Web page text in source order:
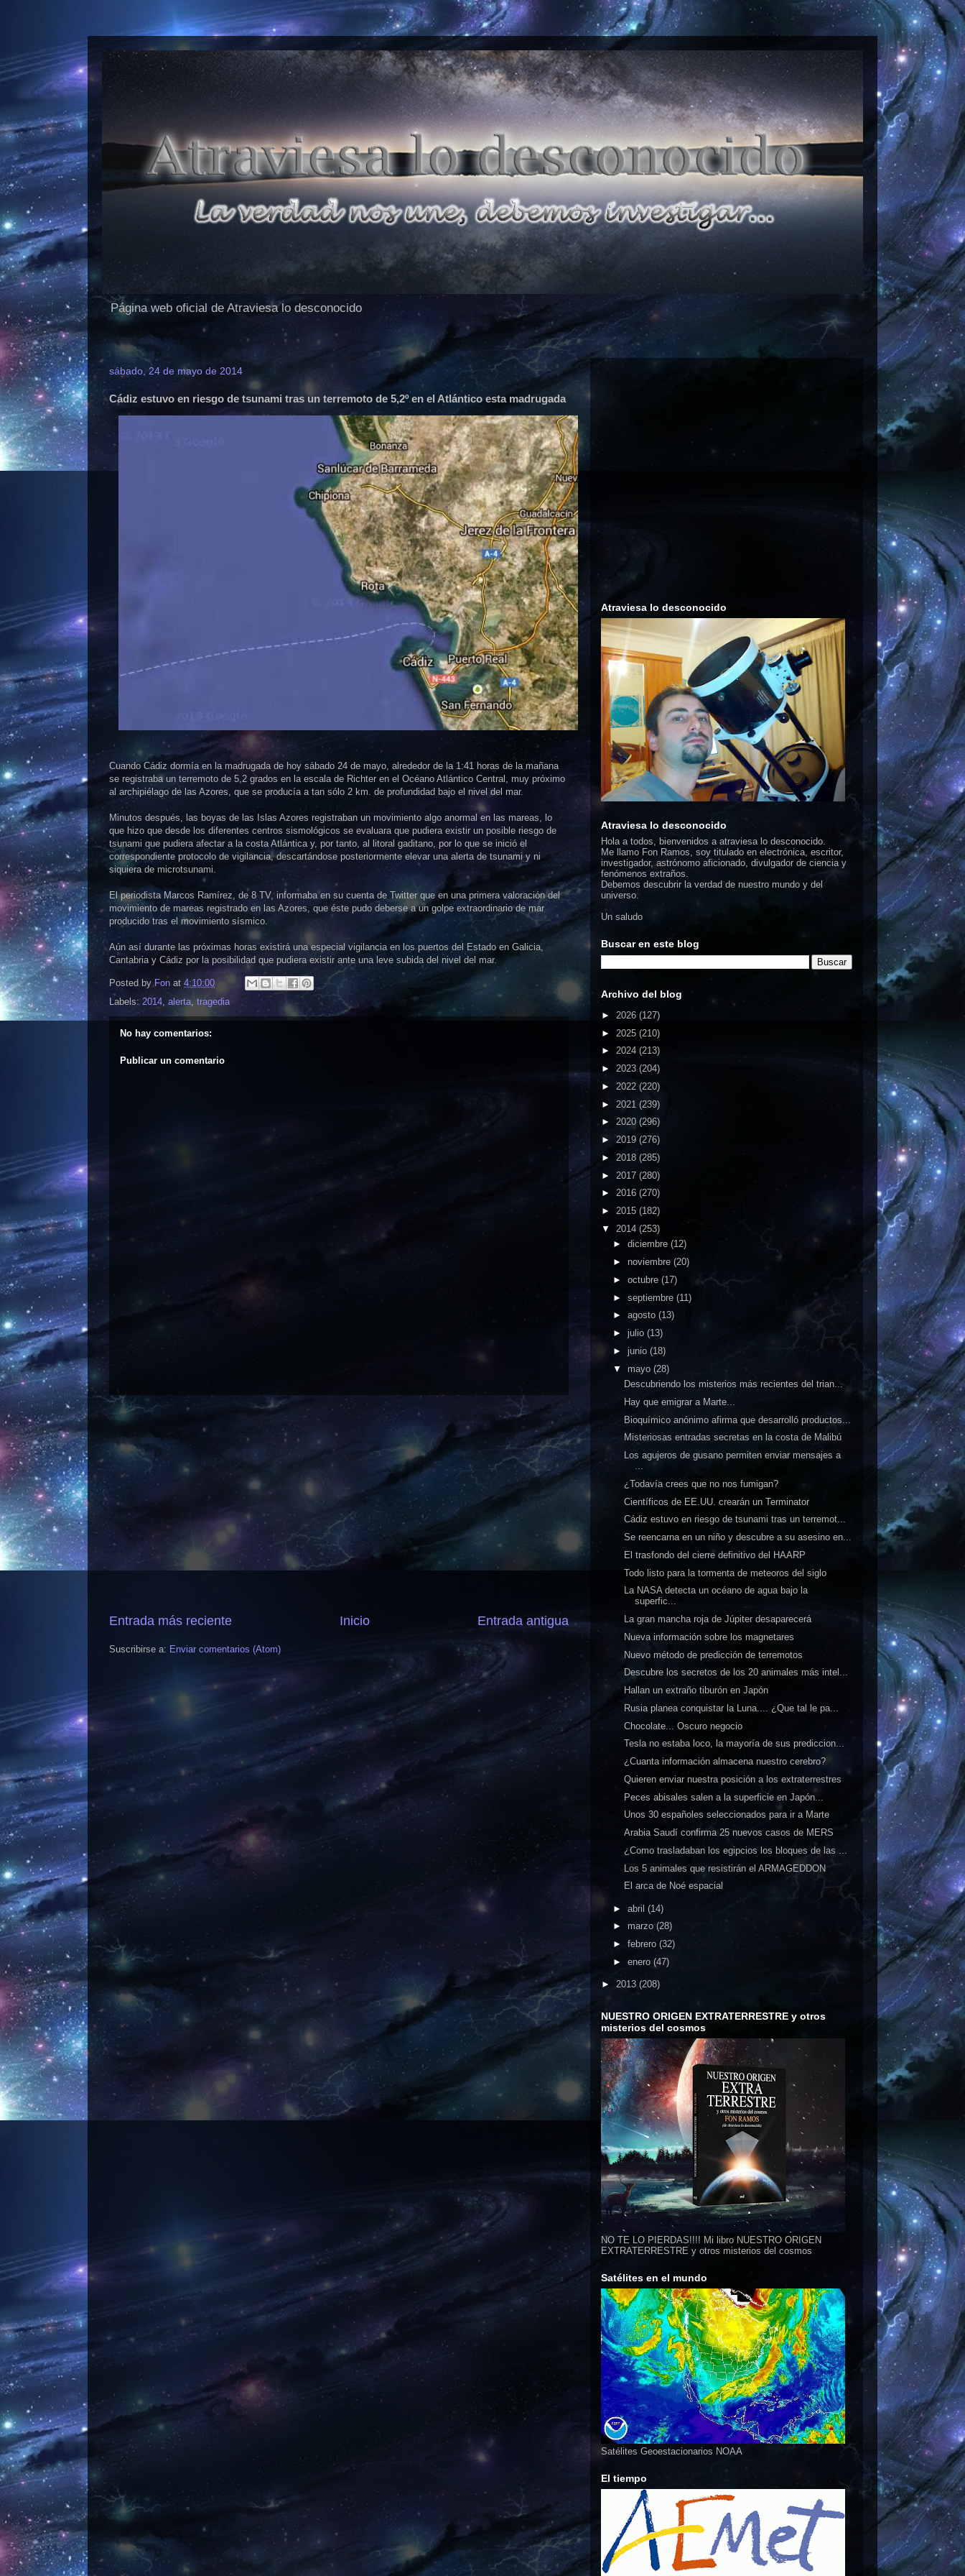
Página web oficial de Atraviesa lo desconocido
sábado, 24 de mayo de 2014
Cádiz estuvo en riesgo de tsunami tras un terremoto de 5,2º en el Atlántico esta madrugada
Cuando Cádiz dormía en la madrugada de hoy sábado 24 de mayo, alrededor de la 1:41 horas de la mañana
se registraba un terremoto de 5,2 grados en la escala de Richter en el Océano Atlántico Central, muy próximo
al archipiélago de las Azores, que se producía a tan sólo 2 km. de profundidad bajo el nivel del mar.
Minutos después, las boyas de las Islas Azores registraban un movimiento algo anormal en las mareas, lo
que hizo que desde los diferentes centros sismológicos se evaluara que pudiera existir un posible riesgo de
tsunami que pudiera afectar a la costa Atlántica y, por tanto, al litoral gaditano, por lo que se inició el
correspondiente protocolo de vigilancia, descartándose posteriormente elevar una alerta de tsunami y ni
siquiera de microtsunami.
El periodista Marcos Ramírez, de 8 TV, informaba en su cuenta de Twitter que en una primera valoración del
movimiento de mareas registrado en las Azores, que éste pudo deberse a un golpe extraordinario de mar
producido tras el movimiento sísmico.
Aún así durante las próximas horas existirá una especial vigilancia en los puertos del Estado en Galicia,
Cantabria y Cádiz por la posibilidad que pudiera existir ante una leve subida del nivel del mar.
Posted by Fon at 4:10:00
Labels: 2014, alerta, tragedia
No hay comentarios:
Publicar un comentario
Entrada más reciente Entrada antigua
Inicio
Suscribirse a: Enviar comentarios (Atom)
Atraviesa lo desconocido
Atraviesa lo desconocido
Hola a todos, bienvenidos a atraviesa lo desconocido.
Me llamo Fon Ramos, soy titulado en electrónica, escritor,
investigador, astrónomo aficionado, divulgador de ciencia y
fenómenos extraños.
Debemos descubrir la verdad de nuestro mundo y del
universo.
Un saludo
Buscar en este blog
Archivo del blog
► 2026 (127)
► 2025 (210)
► 2024 (213)
► 2023 (204)
► 2022 (220)
► 2021 (239)
► 2020 (296)
► 2019 (276)
► 2018 (285)
► 2017 (280)
► 2016 (270)
► 2015 (182)
▼ 2014 (253)
► diciembre (12)
► noviembre (20)
► octubre (17)
► septiembre (11)
► agosto (13)
► julio (13)
► junio (18)
▼ mayo (28)
Descubriendo los misterios más recientes del trian...
Hay que emigrar a Marte...
Bioquímico anónimo afirma que desarrolló productos...
Misteriosas entradas secretas en la costa de Malibú
Los agujeros de gusano permiten enviar mensajes a
...
¿Todavía crees que no nos fumigan?
Científicos de EE.UU. crearán un Terminator
Cádiz estuvo en riesgo de tsunami tras un terremot...
Se reencarna en un niño y descubre a su asesino en...
El trasfondo del cierre definitivo del HAARP
Todo listo para la tormenta de meteoros del siglo
La NASA detecta un océano de agua bajo la
superfic...
La gran mancha roja de Júpiter desaparecerá
Nueva información sobre los magnetares
Nuevo método de predicción de terremotos
Descubre los secretos de los 20 animales más intel...
Hallan un extraño tiburón en Japón
Rusia planea conquistar la Luna.... ¿Que tal le pa...
Chocolate... Oscuro negocio
Tesla no estaba loco, la mayoría de sus prediccion...
¿Cuanta información almacena nuestro cerebro?
Quieren enviar nuestra posición a los extraterrestres
Peces abisales salen a la superficie en Japón...
Unos 30 españoles seleccionados para ir a Marte
Arabia Saudí confirma 25 nuevos casos de MERS
¿Como trasladaban los egipcios los bloques de las ...
Los 5 animales que resistirán el ARMAGEDDON
El arca de Noé espacial
► abril (14)
► marzo (28)
► febrero (32)
► enero (47)
► 2013 (208)
NUESTRO ORIGEN EXTRATERRESTRE y otros
misterios del cosmos
NO TE LO PIERDAS!!!! Mi libro NUESTRO ORIGEN
EXTRATERRESTRE y otros misterios del cosmos
Satélites en el mundo
Satélites Geoestacionarios NOAA
El tiempo